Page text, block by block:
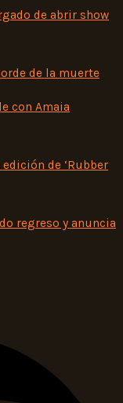
de abrir show
de la muerte
con Amaia
de ‘Rubber
regreso y anuncia